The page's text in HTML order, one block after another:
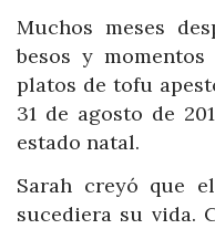
Muchos meses
besos y
platos de tofu
31 de agosto de
estado natal.
Sarah creyó que
sucediera su vida.